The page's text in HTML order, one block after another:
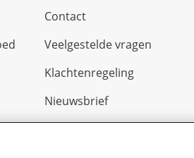
Contact
Veelgestelde vragen
Klachtenregeling
Nieuwsbrief